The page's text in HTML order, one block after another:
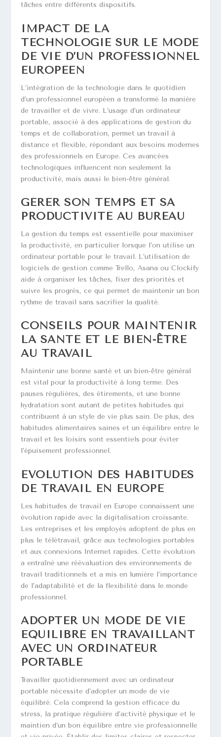
tâches entre différents dispositifs.
IMPACT DE LA
TECHNOLOGIE SUR LE MODE
DE VIE D’UN PROFESSIONNEL
EUROPÉEN
L’intégration de la technologie dans le quotidien
d’un professionnel européen a transformé la manière
de travailler et de vivre. L’usage d’un ordinateur
portable, associé à des applications de gestion du
temps et de collaboration, permet un travail à
distance et flexible, répondant aux besoins modernes
des professionnels en Europe. Ces avancées
technologiques influencent non seulement la
productivité, mais aussi le bien-être général.
GÉRER SON TEMPS ET SA
PRODUCTIVITÉ AU BUREAU
La gestion du temps est essentielle pour maximiser
la productivité, en particulier lorsque l’on utilise un
ordinateur portable pour le travail. L’utilisation de
logiciels de gestion comme Trello, Asana ou Clockify
aide à organiser les tâches, fixer des priorités et
suivre les progrès, ce qui permet de maintenir un bon
rythme de travail sans sacrifier la qualité.
CONSEILS POUR MAINTENIR
LA SANTÉ ET LE BIEN-ÊTRE
AU TRAVAIL
Maintenir une bonne santé et un bien-être général
est vital pour la productivité à long terme. Des
pauses régulières, des étirements, et une bonne
hydratation sont autant de petites habitudes qui
contribuent à un style de vie plus sain. De plus, des
habitudes alimentaires saines et un équilibre entre le
travail et les loisirs sont essentiels pour éviter
l’épuisement professionnel.
ÉVOLUTION DES HABITUDES
DE TRAVAIL EN EUROPE
Les habitudes de travail en Europe connaissent une
évolution rapide avec la digitalisation croissante.
Les entreprises et les employés adoptent de plus en
plus le télétravail, grâce aux technologies portables
et aux connexions Internet rapides. Cette évolution
a entraîné une réévaluation des environnements de
travail traditionnels et a mis en lumière l’importance
de l’adaptabilité et de la flexibilité dans le monde
professionnel.
ADOPTER UN MODE DE VIE
ÉQUILIBRÉ EN TRAVAILLANT
AVEC UN ORDINATEUR
PORTABLE
Travailler quotidiennement avec un ordinateur
portable nécessite d’adopter un mode de vie
équilibré. Cela comprend la gestion efficace du
stress, la pratique régulière d’activité physique et le
maintien d’un bon équilibre entre vie professionnelle